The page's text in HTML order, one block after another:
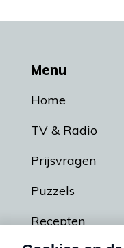
Menu
Home
TV & Radio
Prijsvragen
Puzzels
Recepten